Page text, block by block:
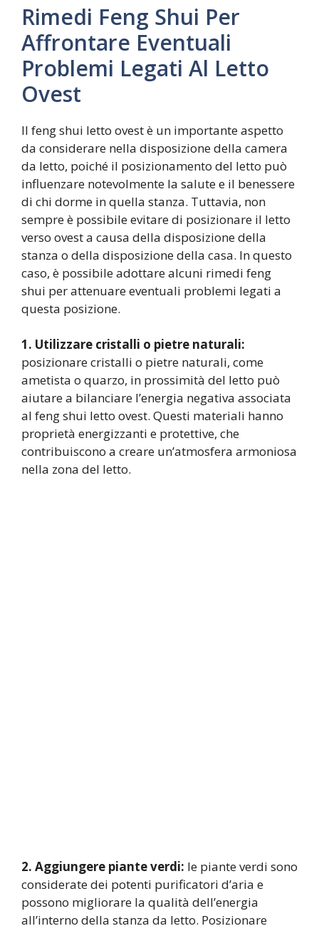
Rimedi Feng Shui Per
Affrontare Eventuali
Problemi Legati Al Letto
Ovest
Il feng shui letto ovest è un importante aspetto
da considerare nella disposizione della camera
da letto, poiché il posizionamento del letto può
influenzare notevolmente la salute e il benessere
di chi dorme in quella stanza. Tuttavia, non
sempre è possibile evitare di posizionare il letto
verso ovest a causa della disposizione della
stanza o della disposizione della casa. In questo
caso, è possibile adottare alcuni rimedi feng
shui per attenuare eventuali problemi legati a
questa posizione.
1. Utilizzare cristalli o pietre naturali:
posizionare cristalli o pietre naturali, come
ametista o quarzo, in prossimità del letto può
aiutare a bilanciare l’energia negativa associata
al feng shui letto ovest. Questi materiali hanno
proprietà energizzanti e protettive, che
contribuiscono a creare un’atmosfera armoniosa
nella zona del letto.
2. Aggiungere piante verdi: le piante verdi sono
considerate dei potenti purificatori d’aria e
possono migliorare la qualità dell’energia
all’interno della stanza da letto. Posizionare